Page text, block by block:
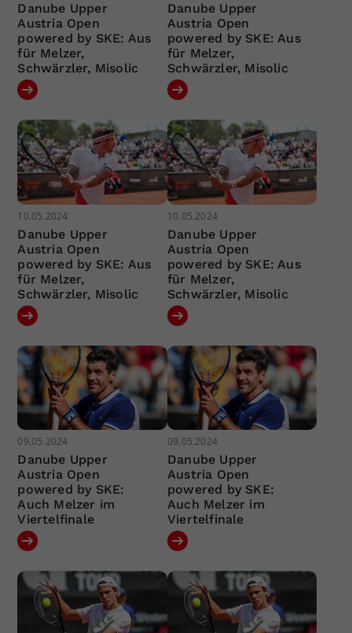
Danube Upper
Austria Open
powered by SKE: Aus
für Melzer,
Schwärzler, Misolic
Danube Upper
Austria Open
powered by SKE: Aus
für Melzer,
Schwärzler, Misolic
10.05.2024
Danube Upper
Austria Open
powered by SKE: Aus
für Melzer,
Schwärzler, Misolic
10.05.2024
Danube Upper
Austria Open
powered by SKE: Aus
für Melzer,
Schwärzler, Misolic
09.05.2024
Danube Upper
Austria Open
powered by SKE:
Auch Melzer im
Viertelfinale
09.05.2024
Danube Upper
Austria Open
powered by SKE:
Auch Melzer im
Viertelfinale